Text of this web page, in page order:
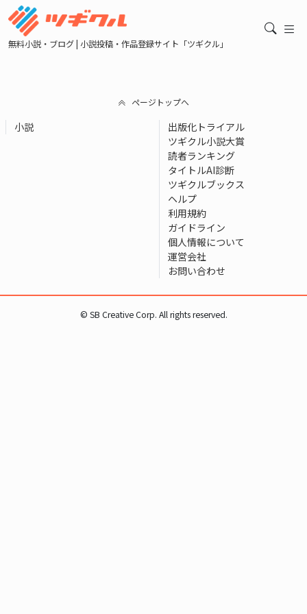
無料小説・ブログ | 小説投稿・作品登録サイト「ツギクル」
ページトップへ
小説
出版化トライアル
ツギクル小説大賞
読者ランキング
タイトルAI診断
ツギクルブックス
ヘルプ
利用規約
ガイドライン
個人情報について
運営会社
お問い合わせ
© SB Creative Corp. All rights reserved.